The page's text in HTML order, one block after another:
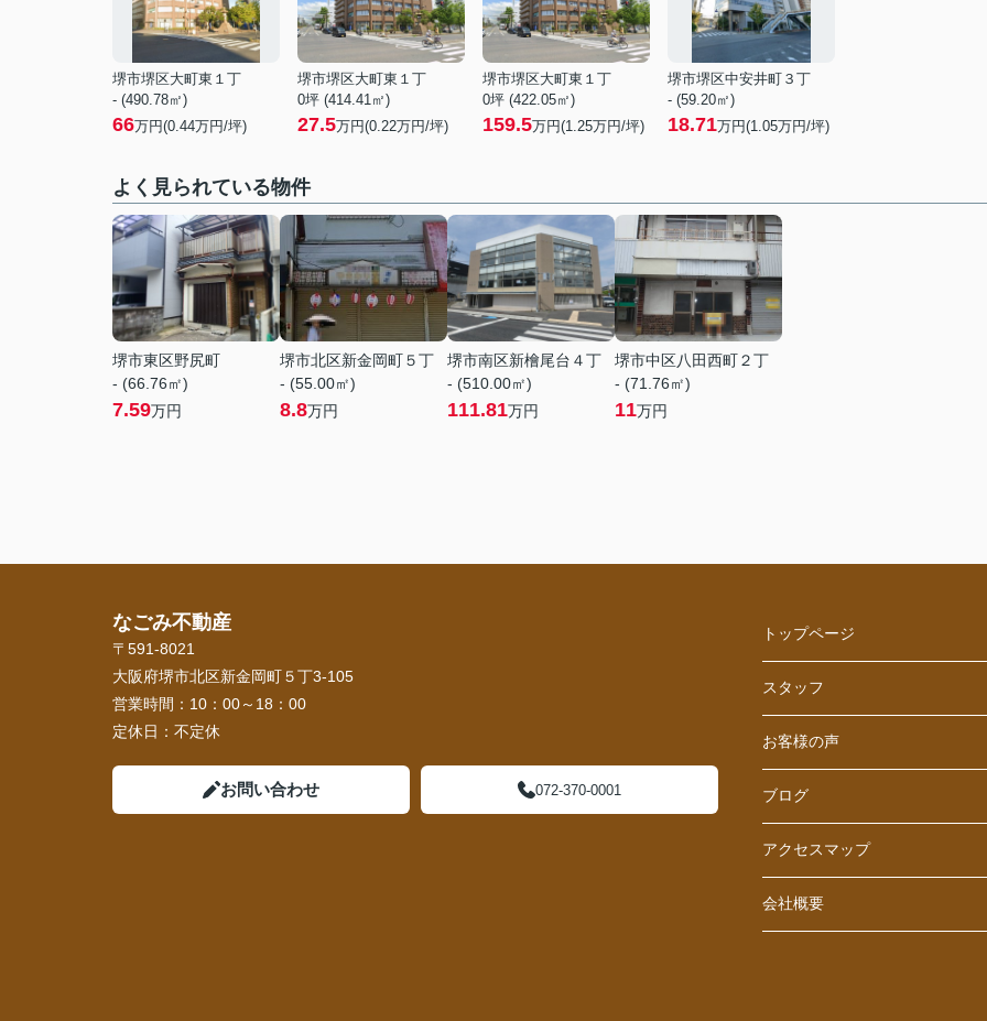
堺市堺区大町東１丁
- (490.78㎡)
66万円(0.44万円/坪)
堺市堺区大町東１丁
0坪 (414.41㎡)
27.5万円(0.22万円/坪)
堺市堺区大町東１丁
0坪 (422.05㎡)
159.5万円(1.25万円/坪)
堺市堺区中安井町３丁
- (59.20㎡)
18.71万円(1.05万円/坪)
よく見られている物件
堺市東区野尻町
- (66.76㎡)
7.59万円
堺市北区新金岡町５丁
- (55.00㎡)
8.8万円
堺市南区新檜尾台４丁
- (510.00㎡)
111.81万円
堺市中区八田西町２丁
- (71.76㎡)
11万円
なごみ不動産
〒591-8021
大阪府堺市北区新金岡町５丁3-105
営業時間： 10：00～18：00
定休日： 不定休
お問い合わせ 072-370-0001
トップページ
スタッフ
お客様の声
ブログ
アクセスマップ
会社概要